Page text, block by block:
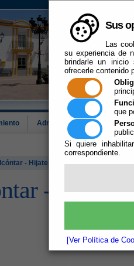
Sus
Las
su experiencia de
brindarle un
ofrecerle contenido
que
Si quiere
correspondiente.
[Ver Política de
Administración-e Que
- Hijate
- Hijate